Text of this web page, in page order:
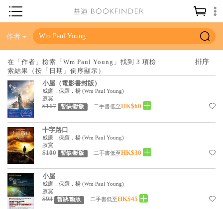
神學／教義
聖經
信仰入門
教會歷史
靈修／禱告
信徒生活
分齡牧養
社會／倫理
作者
在「作者」檢索「Wm Paul Young」找到 3 項檢
索結果（按「日期」倒序顯示）
小屋（電影書封版）
威廉．保羅．楊 (Wm Paul Young)
寂寞
$117 暫缺/斷版 二手書低至HK$60
十字路口
威廉．保羅．楊 (Wm Paul Young)
寂寞
$100 暫缺/斷版 二手書低至HK$30
小屋
威廉．保羅．楊 (Wm Paul Young)
寂寞
$93 暫缺/斷版 二手書低至HK$45